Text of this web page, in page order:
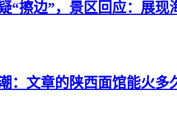
“擦边”，景区回应：展
：文章的陕西面馆能火多